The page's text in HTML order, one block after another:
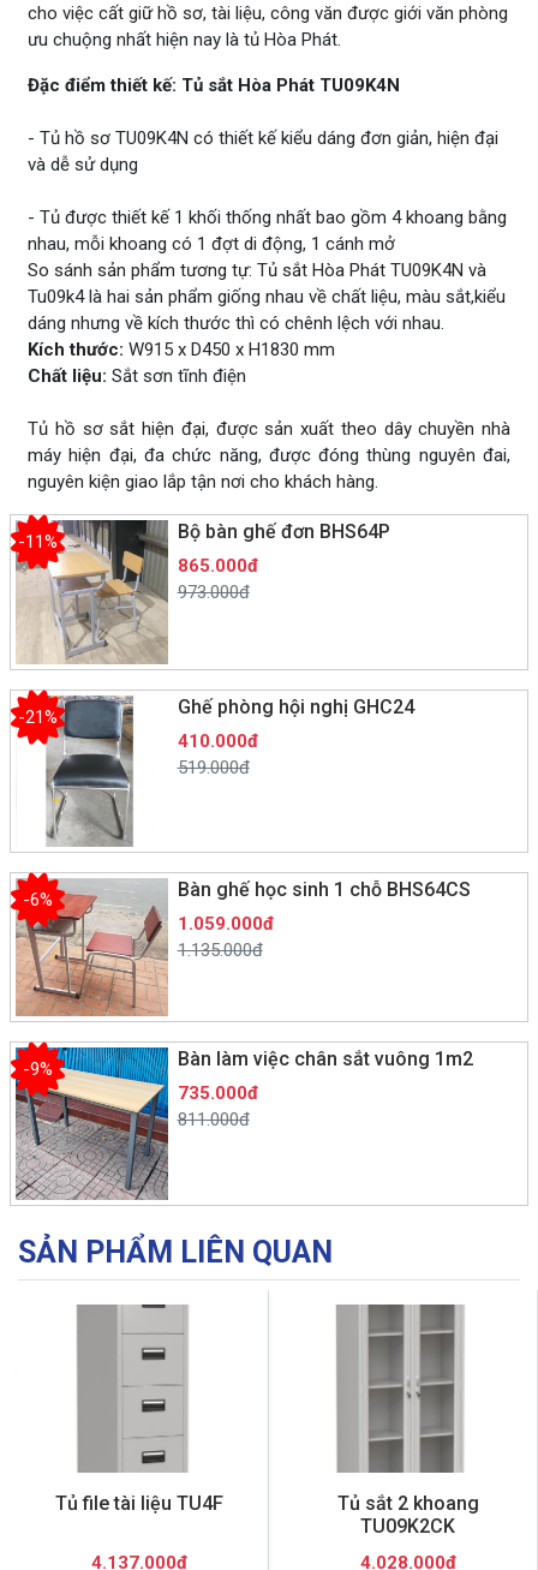
cho việc cất giữ hồ sơ, tài liệu, công văn được giới văn phòng
ưu chuộng nhất hiện nay là tủ Hòa Phát.
Đặc điểm thiết kế: Tủ sắt Hòa Phát TU09K4N
- Tủ hồ sơ TU09K4N có thiết kế kiểu dáng đơn giản, hiện đại
và dễ sử dụng
- Tủ được thiết kế 1 khối thống nhất bao gồm 4 khoang bằng
nhau, mỗi khoang có 1 đợt di động, 1 cánh mở
So sánh sản phẩm tương tự: Tủ sắt Hòa Phát TU09K4N và
Tu09k4 là hai sản phẩm giống nhau về chất liệu, màu sắt,kiểu
dáng nhưng về kích thước thì có chênh lệch với nhau.
Kích thước: W915 x D450 x H1830 mm
Chất liệu: Sắt sơn tĩnh điện
Tủ hồ sơ sắt hiện đại, được sản xuất theo dây chuyền nhà
máy hiện đại, đa chức năng, được đóng thùng nguyên đai,
nguyên kiện giao lắp tận nơi cho khách hàng.
Bộ bàn ghế đơn BHS64P
-11%
865.000đ
973.000đ
Ghế phòng hội nghị GHC24
-21%
410.000đ
519.000đ
Bàn ghế học sinh 1 chỗ BHS64CS
-6%
1.059.000đ
1.135.000đ
Bàn làm việc chân sắt vuông 1m2
-9%
735.000đ
811.000đ
SẢN PHẨM LIÊN QUAN
Tủ file tài liệu TU4F
4.137.000đ
Tủ sắt 2 khoang
TU09K2CK
4.028.000đ